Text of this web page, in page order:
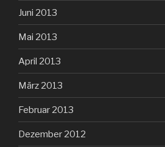
Juni 2013
Mai 2013
April 2013
März 2013
Februar 2013
Dezember 2012